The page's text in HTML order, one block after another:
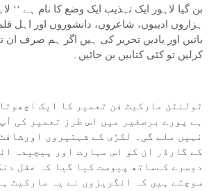
بن گیا لاہور ایک تہذیب ایک وضع کا نام ہے ‘‘
ہزاروں ادیبوں، شاعروں، دانشوروں اور اہل
باتیں اور یادیں تحریر کی ہیں اگر ہم صرف ان
کرلیں تو کئی کتابیں بن جائیں۔
ٹولنٹن مارکیٹ فن تعمیر کا ایک
ہے پورے برصغیر میں اس طرز تعمیر کی
نہیں ملے گی۔ لکڑی کے شہتیروں
کے گارڈر ان کو اس مہارت اور پیچیدہ
دوسرے کےساتھ پیوست کیا گیا کہ عقل
سوچتے ہیں کہ انگریزوں نے یہ مارکیٹ